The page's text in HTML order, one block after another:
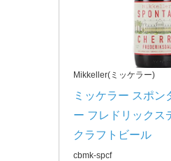
Mikkeller(ミッケラー)
ミッケラー スポン
ー フレドリックス
クラフトビール
cbmk-spcf